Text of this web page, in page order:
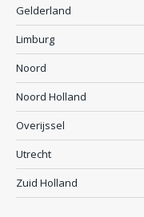
Gelderland
Limburg
Noord
Noord Holland
Overijssel
Utrecht
Zuid Holland